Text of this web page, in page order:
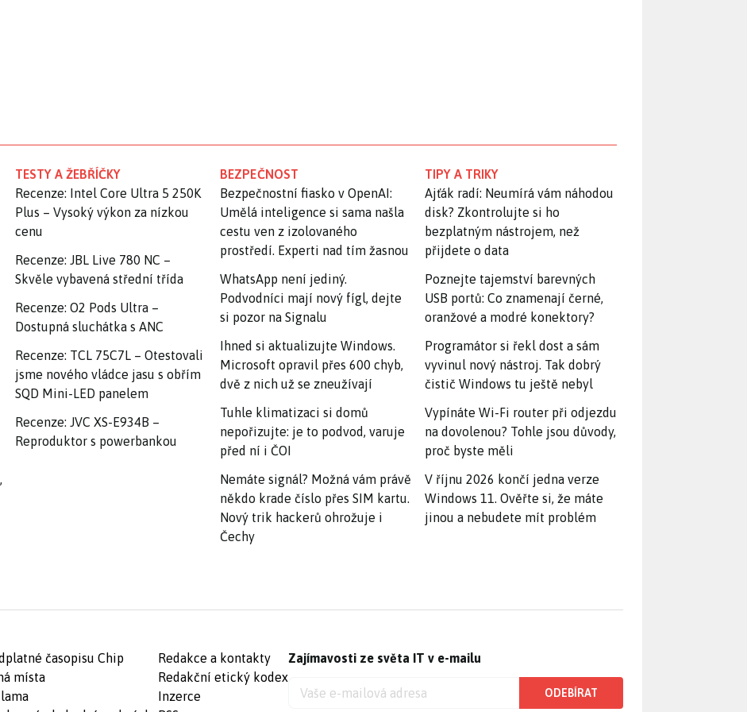
TESTY A ŽEBŘÍČKY
Recenze: Intel Core Ultra 5 250K
Plus – Vysoký výkon za nízkou
cenu
Recenze: JBL Live 780 NC –
Skvěle vybavená střední třída
Recenze: O2 Pods Ultra –
Dostupná sluchátka s ANC
Recenze: TCL 75C7L – Otestovali
jsme nového vládce jasu s obřím
SQD Mini-LED panelem
Recenze: JVC XS-E934B –
Reproduktor s powerbankou
BEZPEČNOST
Bezpečnostní fiasko v OpenAI:
Umělá inteligence si sama našla
cestu ven z izolovaného
prostředí. Experti nad tím žasnou
WhatsApp není jediný.
Podvodníci mají nový fígl, dejte
si pozor na Signalu
Ihned si aktualizujte Windows.
Microsoft opravil přes 600 chyb,
dvě z nich už se zneužívají
Tuhle klimatizaci si domů
nepořizujte: je to podvod, varuje
před ní i ČOI
Nemáte signál? Možná vám právě
někdo krade číslo přes SIM kartu.
Nový trik hackerů ohrožuje i
Čechy
TIPY A TRIKY
Ajťák radí: Neumírá vám náhodou
disk? Zkontrolujte si ho
bezplatným nástrojem, než
přijdete o data
Poznejte tajemství barevných
USB portů: Co znamenají černé,
oranžové a modré konektory?
Programátor si řekl dost a sám
vyvinul nový nástroj. Tak dobrý
čistič Windows tu ještě nebyl
Vypínáte Wi-Fi router při odjezdu
na dovolenou? Tohle jsou důvody,
proč byste měli
V říjnu 2026 končí jedna verze
Windows 11. Ověřte si, že máte
jinou a nebudete mít problém
časopisu Chip
místa
Redakce a kontakty
Redakční etický kodex
Inzerce
Zajímavosti ze světa IT v e-mailu
ODEBÍRAT